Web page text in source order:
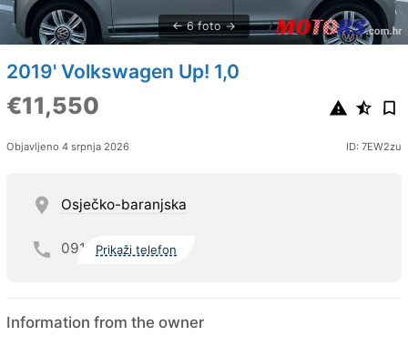
6 foto
2019' Volkswagen Up! 1,0
€11,550
Objavljeno 4 srpnja 2026 ID: 7EW2zu
Osječko-baranjska
091 Prikaži telefon
Information from the owner